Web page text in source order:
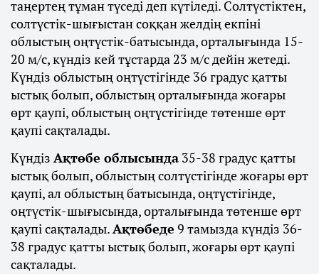
таңертең тұман түседі деп күтіледі. Солтүстіктен,
солтүстік-шығыстан соққан желдің екпіні
облыстың оңтүстік-батысында, орталығында 15-
20 м/с, күндіз кей тұстарда 23 м/с дейін жетеді.
Күндіз облыстың оңтүстігінде 36 градус қатты
ыстық болып, облыстың орталығында жоғары
өрт қаупі, облыстың оңтүстігінде төтенше өрт
қаупі сақталады.
Күндіз Ақтөбе облысында 35-38 градус қатты
ыстық болып, облыстың солтүстігінде жоғары өрт
қаупі, ал облыстың батысында, оңтүстігінде,
оңтүстік-шығысында, орталығында төтенше өрт
қаупі сақталады.Ақтөбеде 9 тамызда күндіз 36-
38 градус қатты ыстық болып, жоғары өрт қаупі
сақталады.